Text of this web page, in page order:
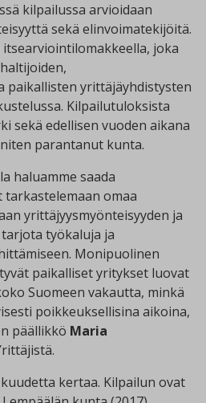
kilpailussa arvioidaan
sekä elinvoimatekijöitä.
joka
paikallisten yrittäjäyhdistysten
Kilpailutuloksista
sekä edellisen vuoden aikana
parantanut kunta.
haluamme saada
omaa
yrittäjyysmyönteisyyden ja
työkaluja ja
Monipuolinen
paikalliset yritykset luovat
Suomeen vakautta, minkä
poikkeuksellisina aikoina,
päällikkö Maria
kertaa. Kilpailun ovat